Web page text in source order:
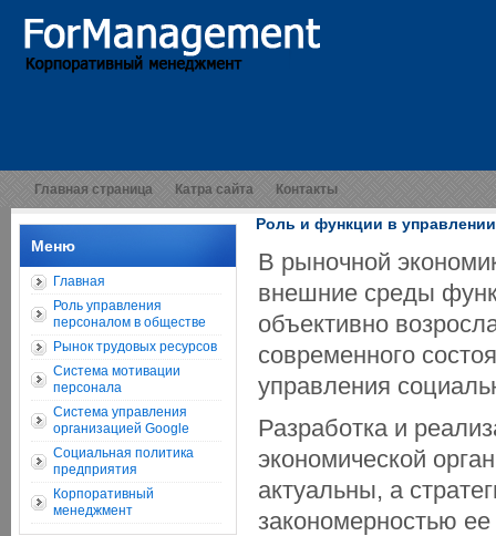
Главная страница Катра сайта Контакты
Меню
Главная
Роль управления
персоналом в обществе
Рынок трудовых ресурсов
Система мотивации
персонала
Система управления
организацией Google
Социальная политика
предприятия
Корпоративный
менеджмент
Роль и функции в
В рыночной
внешние среды
объективно
современного
управления
Разработка и
экономической
актуальны, а
закономерностью